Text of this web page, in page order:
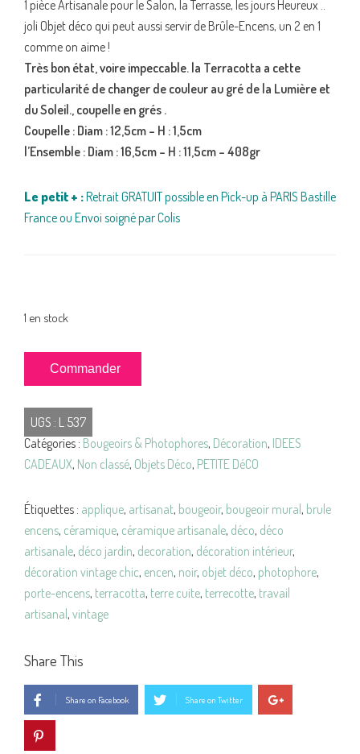
1 pièce Artisanale pour le Salon, la Terrasse, les jours Heureux ..
joli Objet déco qui peut aussi servir de Brûle-Encens, un 2 en 1
comme on aime !
Très bon état, voire impeccable. la Terracotta a cette
particularité de changer de couleur au gré de la Lumière et
du Soleil., coupelle en grés .
Coupelle : Diam : 12,5cm – H : 1,5cm
l’Ensemble : Diam : 16,5cm – H : 11,5cm – 408gr
Le petit + :Retrait GRATUIT possible en Pick-up à PARIS Bastille
France ou Envoi soigné par Colis
1 en stock
quantité
de
BOUGEOIR
Photophore
Artisanal
TERRACOTTA
Commander
UGS : L 537
Catégories : Bougeoirs & Photophores, Décoration, IDEES
CADEAUX, Non classé, Objets Déco, PETITE DéCO
Étiquettes : applique, artisanat, bougeoir, bougeoir mural, brule
encens, céramique, céramique artisanale, déco, déco
artisanale, déco jardin, decoration, décoration intérieur,
décoration vintage chic, encen, noir, objet déco, photophore,
porte-encens, terracotta, terre cuite, terrecotte, travail
artisanal, vintage
Share This
Share on Facebook Share on Twitter